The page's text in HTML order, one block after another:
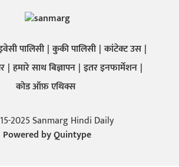
पालिसी कुकी पालिसी कांटेक्ट उस
हमारे साथ बिज्ञापन इतर इनफार्मेशन
कोड ऑफ़ एथिक्स
2025 Sanmarg Hindi Daily
Powered byQuintype